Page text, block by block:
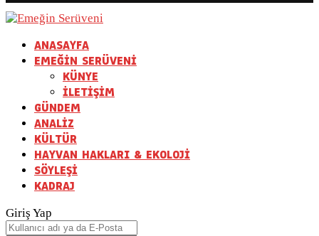
ANASAYFA
EMEĞİN SERÜVENİ
KÜNYE
İLETİŞİM
GÜNDEM
ANALİZ
KÜLTÜR
HAYVAN HAKLARI & EKOLOJİ
SÖYLEŞİ
KADRAJ
Giriş Yap